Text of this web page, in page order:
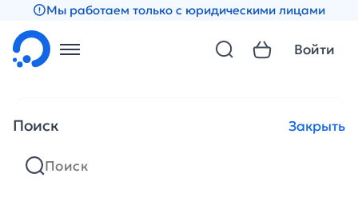
Мы работаем только с юридическими лицами
Поиск Закрыть
Войти